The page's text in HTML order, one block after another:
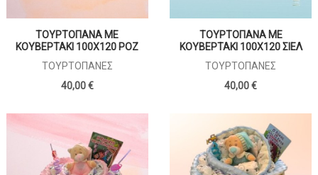
ΤΟΥΡΤΟΠΑΝΑ ΜΕ
ΚΟΥΒΕΡΤΑΚΙ 100X120 ΡΟΖ
ΤΟΥΡΤΌΠΑΝΕΣ
40,00 €
ΤΟΥΡΤΟΠΑΝΑ ΜΕ
ΚΟΥΒΕΡΤΑΚΙ 100X120 ΣΙΕΛ
ΤΟΥΡΤΌΠΑΝΕΣ
40,00 €